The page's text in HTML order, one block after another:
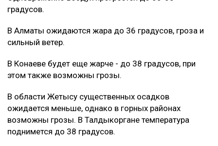
градусов.
В Алматы ожидаются жара до 36 градусов, гроза и
сильный ветер.
В Конаеве будет еще жарче - до 38 градусов, при
этом также возможны грозы.
В области Жетысу существенных осадков
ожидается меньше, однако в горных районах
возможны грозы. В Талдыкоргане температура
поднимется до 38 градусов.